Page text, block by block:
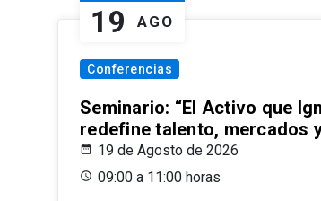
19 AGO
Conferencias
Seminario: “El Activo que
redefine talento, mercados
19 de Agosto de 2026
09:00 a 11:00 horas